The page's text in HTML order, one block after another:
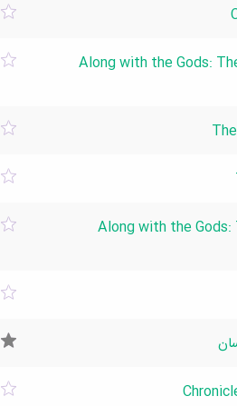
Along with the Gods:
Along with the Gods: